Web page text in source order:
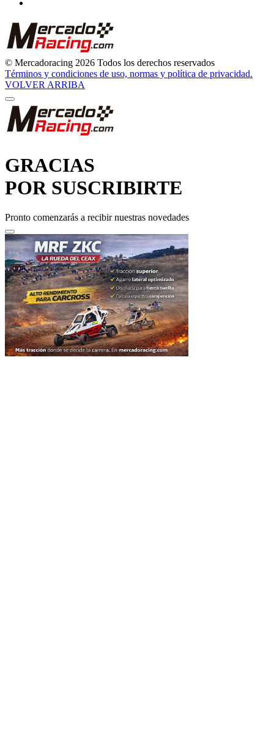
© Mercadoracing 2026 Todos los derechos reservados
Términos y condiciones de uso, normas y política de privacidad.
VOLVER ARRIBA
GRACIAS
POR SUSCRIBIRTE
Pronto comenzarás a recibir nuestras novedades